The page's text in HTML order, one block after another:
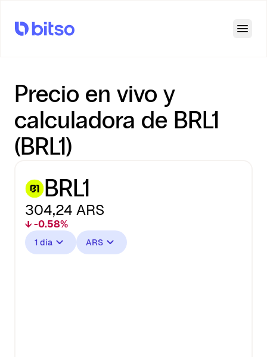
Precio en vivo y
calculadora de BRL1
(BRL1)
BRL1
304,24 ARS
↓ -0.58%
1 día ARS